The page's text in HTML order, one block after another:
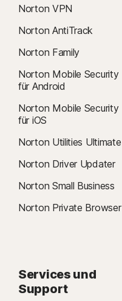
Norton VPN
Norton AntiTrack
Norton Family
Norton Mobile Security
für Android
Norton Mobile Security
für iOS
Norton Utilities Ultimate
Norton Driver Updater
Norton Small Business
Norton Private Browser
Services und
Support